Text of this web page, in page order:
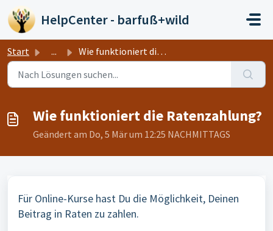
Zum hauptsächlichen Inhalt gehen
HelpCenter - barfuß+wild
Start ... Wie funktioniert die Ratenzahlung?
Wie funktioniert die Ratenzahlung?
Geändert am Do, 5 Mär um 12:25 NACHMITTAGS
Für Online-Kurse hast Du die Möglichkeit, Deinen
Beitrag in Raten zu zahlen.